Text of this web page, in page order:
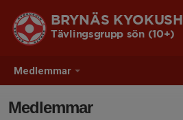
Medlemmar
BRYNÄS
Tävlingsgrupp sön (10+)
Medlemmar